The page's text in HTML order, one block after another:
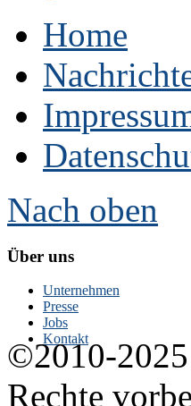
Home
Nach oben
Über uns
Unternehmen
Presse
Jobs
Kontakt
©2010-2025
Rechte